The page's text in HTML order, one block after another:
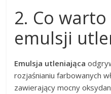
2. Co
emulsji
Emulsja utleniająca
rozjaśnianiu farbowanych
zawierający mocny